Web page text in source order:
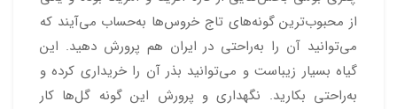
از محبوب‌ترین گونه‌های تاج خروس‌ها به‌حساب می‌آیند که
می‌توانید آن را به‌راحتی در ایران هم پرورش دهید. این
گیاه بسیار زیباست و می‌توانید بذر آن را خریداری کرده و
به‌راحتی بکارید. نگهداری و پرورش این گونه گل‌ها کار